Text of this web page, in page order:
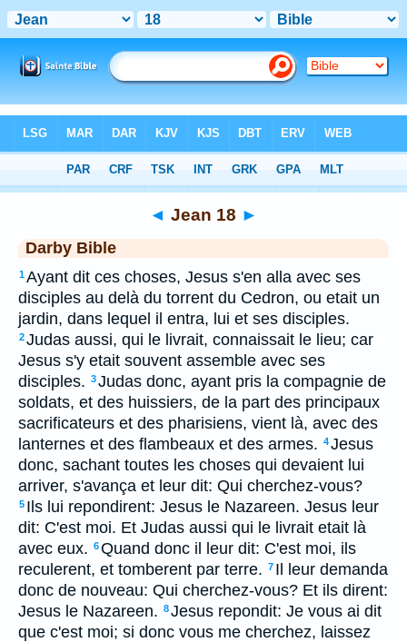
> Jean 18
◄ Jean 18 ►
Darby Bible
1Ayant dit ces choses, Jesus s'en alla avec ses
disciples au delà du torrent du Cedron, ou etait un
jardin, dans lequel il entra, lui et ses disciples.
2Judas aussi, qui le livrait, connaissait le lieu; car
Jesus s'y etait souvent assemble avec ses
disciples. 3Judas donc, ayant pris la compagnie de
soldats, et des huissiers, de la part des principaux
sacrificateurs et des pharisiens, vient là, avec des
lanternes et des flambeaux et des armes. 4Jesus
donc, sachant toutes les choses qui devaient lui
arriver, s'avança et leur dit: Qui cherchez-vous?
5 Ils lui repondirent: Jesus le Nazareen. Jesus leur
dit: C'est moi. Et Judas aussi qui le livrait etait là
avec eux. 6Quand donc il leur dit: C'est moi, ils
reculerent, et tomberent par terre. 7 Il leur demanda
donc de nouveau: Qui cherchez-vous? Et ils dirent:
Jesus le Nazareen. 8Jesus repondit: Je vous ai dit
que c'est moi; si donc vous me cherchez, laissez